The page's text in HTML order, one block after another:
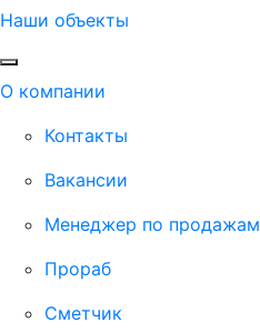
Наши объекты
О компании
Контакты
Вакансии
Менеджер по продажам
Прораб
Сметчик